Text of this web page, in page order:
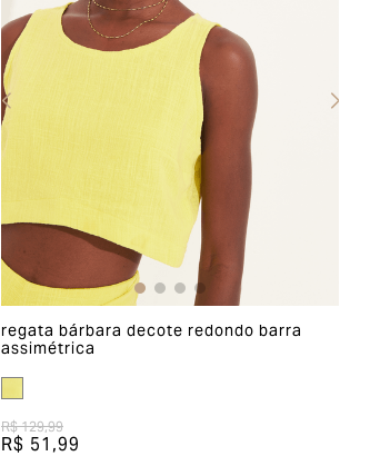
regata bárbara decote redondo barra
assimétrica
R$ 129,99
R$ 51,99